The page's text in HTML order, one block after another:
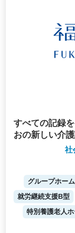
すべての記録
おの新しい介
社
グループホーム
就労継続支援B型
特別養護老人